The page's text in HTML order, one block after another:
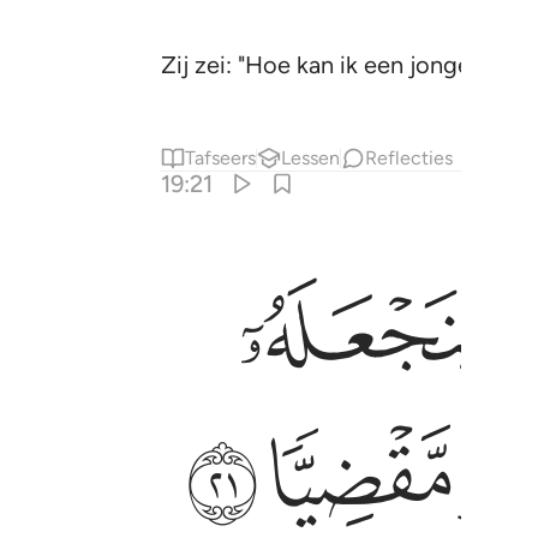
Zij zei: "Hoe kan ik een jongen
Tafseers Lessen Reflecties
19:21
ﲡ
ﲩﲪ